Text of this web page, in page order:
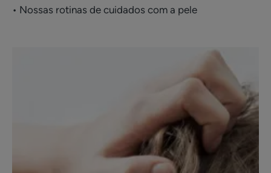
• Nossas rotinas de cuidados com a pele